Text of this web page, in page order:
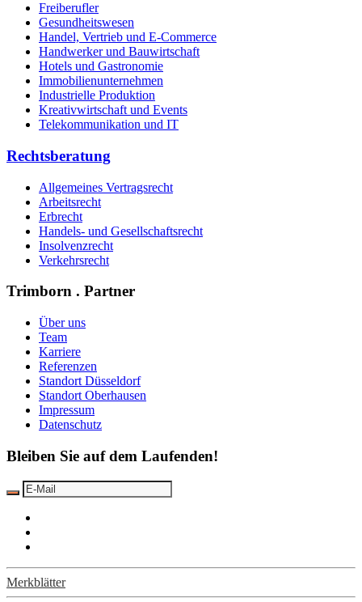
Freiberufler
Gesundheitswesen
Handel, Vertrieb und E-Commerce
Handwerker und Bauwirtschaft
Hotels und Gastronomie
Immobilienunternehmen
Industrielle Produktion
Kreativwirtschaft und Events
Telekommunikation und IT
Rechtsberatung
Allgemeines Vertragsrecht
Arbeitsrecht
Erbrecht
Handels- und Gesellschaftsrecht
Insolvenzrecht
Verkehrsrecht
Trimborn . Partner
Über uns
Team
Karriere
Referenzen
Standort Düsseldorf
Standort Oberhausen
Impressum
Datenschutz
Bleiben Sie auf dem Laufenden!
Merkblätter